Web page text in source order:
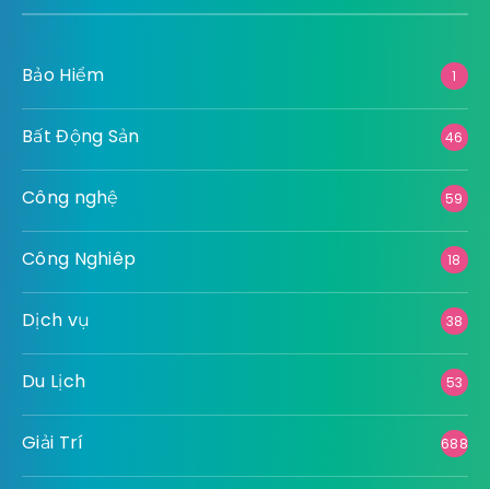
Bảo Hiểm 1
Bất Động Sản 46
Công nghệ 59
Công Nghiêp 18
Dịch vụ 38
Du Lịch 53
Giải Trí 688